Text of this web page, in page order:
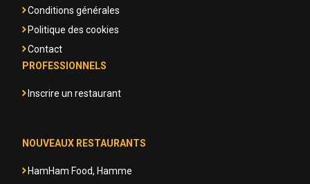
Conditions générales
Politique des cookies
Contact
PROFESSIONNELS
Inscrire un restaurant
NOUVEAUX RESTAURANTS
HamHam Food, Hamme